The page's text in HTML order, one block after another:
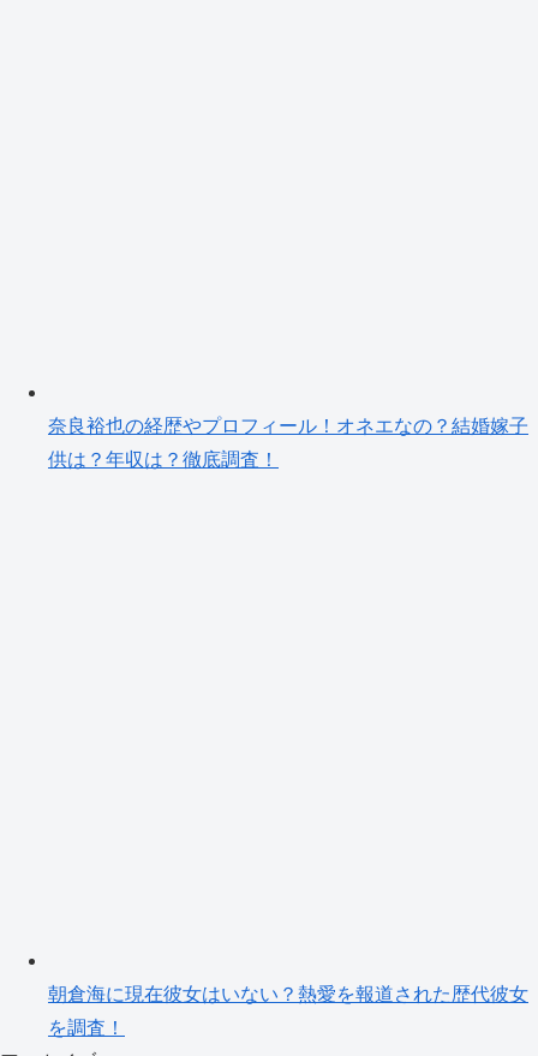
奈良裕也の経歴やプロフィール！オネエなの？結婚嫁子
供は？年収は？徹底調査！
朝倉海に現在彼女はいない？熱愛を報道された歴代彼女
を調査！